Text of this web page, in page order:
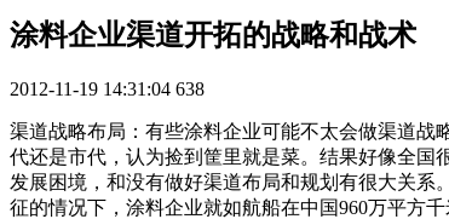
涂料企业渠道开拓的战略和战术
2012-11-19 14:31:04 638
渠道战略布局：有些涂料企业可能不太会做渠道
代还是市代，认为捡到筐里就是菜。结果好像全
发展困境，和没有做好渠道布局和规划有很大关
征的情况下，涂料企业就如航船在中国960万平方